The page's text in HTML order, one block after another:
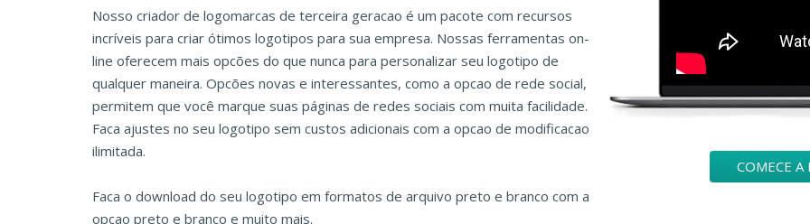
Nosso criador de logomarcas de terceira geracao é um pacote com recursos
incríveis para criar ótimos logotipos para sua empresa. Nossas ferramentas on-
line oferecem mais opcões do que nunca para personalizar seu logotipo de
qualquer maneira. Opcões novas e interessantes, como a opcao de rede social,
permitem que você marque suas páginas de redes sociais com muita facilidade.
Faca ajustes no seu logotipo sem custos adicionais com a opcao de modificacao
ilimitada.
Faca o download do seu logotipo em formatos de arquivo preto e branco com a
opcao preto e branco e muito mais.
COMECE A